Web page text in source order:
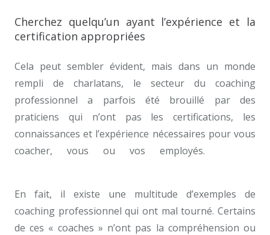
Cherchez quelqu’un ayant l’expérience et la
certification appropriées
Cela peut sembler évident, mais dans un monde
rempli de charlatans, le secteur du coaching
professionnel a parfois été brouillé par des
praticiens qui n’ont pas les certifications, les
connaissances et l’expérience nécessaires pour vous
coacher, vous ou vos employés.
En fait, il existe une multitude d’exemples de
coaching professionnel qui ont mal tourné. Certains
de ces « coaches » n’ont pas la compréhension ou